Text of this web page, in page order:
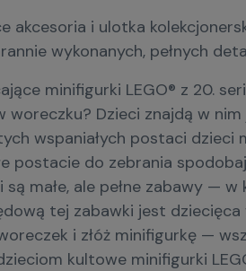
akcesoria i ulotka
wykonanych, pełnych
minifigurki LEGO® z 20.
woreczku? Dzieci znajdą w
wspaniałych postaci dzieci
postacie do zebrania
są małe, ale pełne zabawy —
tej zabawki jest
i złóż minifigurkę —
kultowe minifigurki